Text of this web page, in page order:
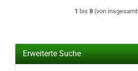
1 bis 8(von insgesamt
Erweiterte Suche